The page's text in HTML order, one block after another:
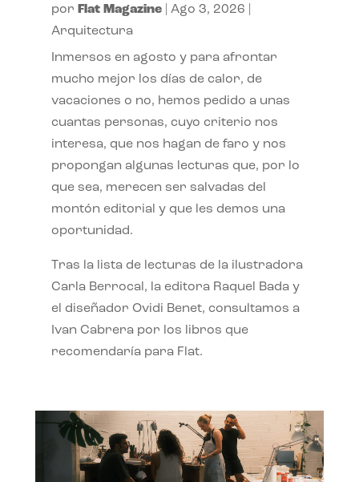
por Flat Magazine| Ago 3, 2026
Arquitectura
Inmersos en agosto y para afrontar
mucho mejor los días de calor, de
vacaciones o no, hemos pedido a unas
cuantas personas, cuyo criterio nos
interesa, que nos hagan de faro y nos
propongan algunas lecturas que, por lo
que sea, merecen ser salvadas del
montón editorial y que les demos una
oportunidad.
Tras la lista de lecturas de la ilustradora
Carla Berrocal, la editora Raquel Bada y
el diseñador Ovidi Benet, consultamos a
Ivan Cabrera por los libros que
recomendaría para Flat.